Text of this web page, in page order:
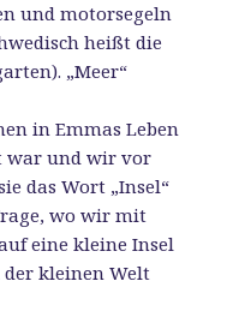
und motorsegeln
heißt die
„Meer“
in Emmas Leben
war und wir vor
das Wort „Insel“
wo wir mit
eine kleine Insel
der kleinen Welt